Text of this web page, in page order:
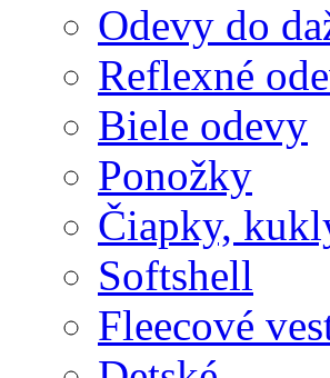
Odevy do
Reflexné
Biele odevy
Ponožky
Čiapky,
Softshell
Fleecové